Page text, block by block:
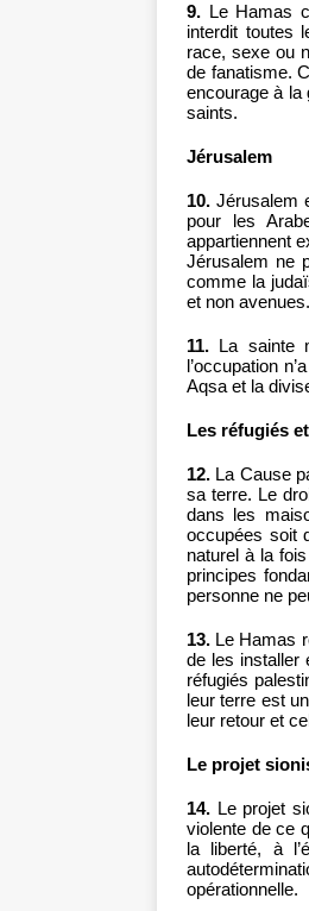
9. Le Hamas
interdit toutes
race, sexe ou
de fanatisme.
encourage à la
saints.
Jérusalem
10. Jérusalem
pour les
appartiennent
Jérusalem ne
comme la
et non avenues.
11. La sainte
l’occupation
Aqsa et la
Les réfugiés
12. La Cause
sa terre. Le
dans les
occupées soit
naturel à la
principes
personne ne
13. Le Hamas
de les installer
réfugiés
leur terre est
leur retour et
Le projet
14. Le projet
violente de ce
la liberté, à
opérationnelle.